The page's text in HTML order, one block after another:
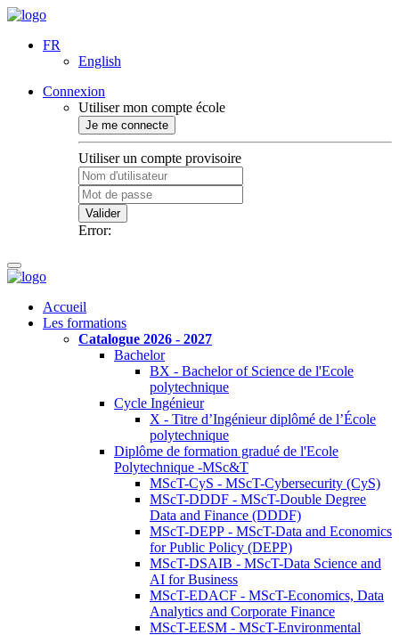
FR
English
Connexion
Utiliser mon compte école
Je me connecte
Utiliser un compte provisoire
Valider
Error:
Accueil
Les formations
Catalogue 2026 - 2027
Bachelor
BX - Bachelor of Science de l'Ecole
polytechnique
Cycle Ingénieur
X - Titre d’Ingénieur diplômé de l’École
polytechnique
Diplôme de formation gradué de l'Ecole
Polytechnique -MSc&T
MScT-CyS - MScT-Cybersecurity (CyS)
MScT-DDDF - MScT-Double Degree
Data and Finance (DDDF)
MScT-DEPP - MScT-Data and Economics
for Public Policy (DEPP)
MScT-DSAIB - MScT-Data Science and
AI for Business
MScT-EDACF - MScT-Economics, Data
Analytics and Corporate Finance
MScT-EESM - MScT-Environmental